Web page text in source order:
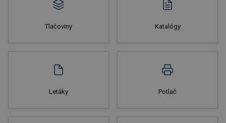
Tlačoviny Katalógy
Letáky Potlač